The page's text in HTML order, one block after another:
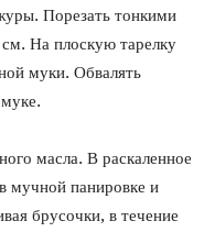
Порезать тонкими
На плоскую тарелку
муки. Обвалять
масла. В раскаленное
мучной панировке и
брусочки, в течение